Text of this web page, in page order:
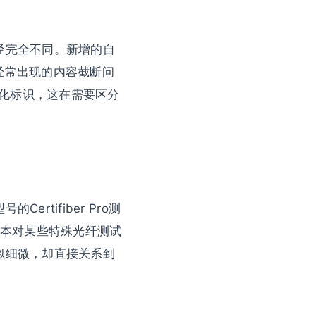
全不同。新增的自
出现的内容截断问
标识，这在需要区分
号的Certifiber Pro测
对某些特殊光纤测试
微，却直接关系到